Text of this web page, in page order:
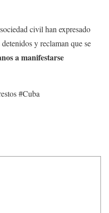
civil han expresado
y reclaman que se
a manifestarse
#Cuba